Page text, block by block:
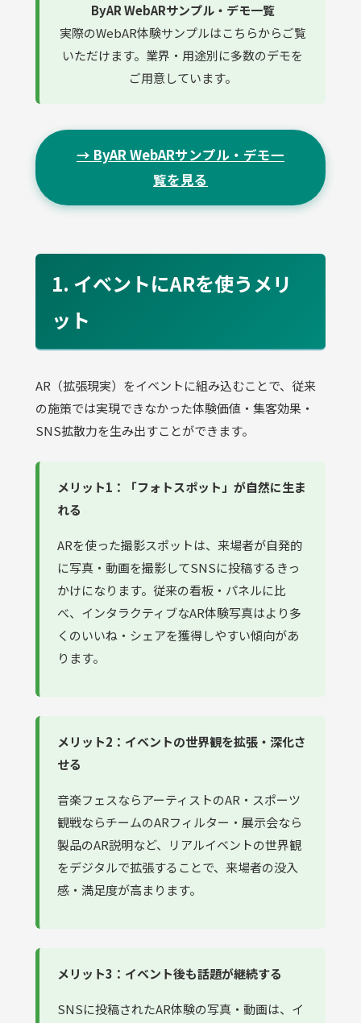
ByAR WebARサンプル・デモ一覧
実際のWebAR体験サンプルはこちらからご覧
いただけます。業界・用途別に多数のデモを
ご用意しています。
→ ByAR WebARサンプル・デモ一
覧を見る
1. イベントにARを使うメリ
ット
AR（拡張現実）をイベントに組み込むことで、従来
の施策では実現できなかった体験価値・集客効果・
SNS拡散力を生み出すことができます。
メリット1：「フォトスポット」が自然に生ま
れる
ARを使った撮影スポットは、来場者が自発的
に写真・動画を撮影してSNSに投稿するきっ
かけになります。従来の看板・パネルに比
べ、インタラクティブなAR体験写真はより多
くのいいね・シェアを獲得しやすい傾向があ
ります。
メリット2：イベントの世界観を拡張・深化さ
せる
音楽フェスならアーティストのAR・スポーツ
観戦ならチームのARフィルター・展示会なら
製品のAR説明など、リアルイベントの世界観
をデジタルで拡張することで、来場者の没入
感・満足度が高まります。
メリット3：イベント後も話題が継続する
SNSに投稿されたAR体験の写真・動画は、イ